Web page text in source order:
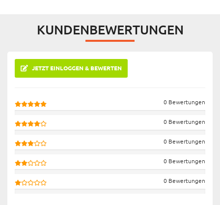
KUNDENBEWERTUNGEN
JETZT EINLOGGEN & BEWERTEN
0 Bewertungen
0 Bewertungen
0 Bewertungen
0 Bewertungen
0 Bewertungen